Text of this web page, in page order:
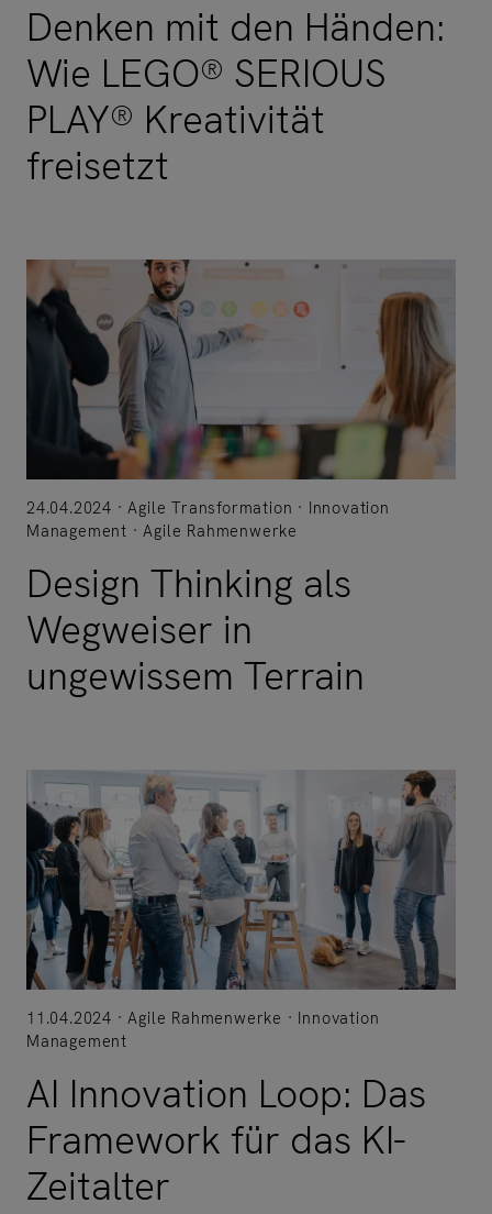
Denken mit den Händen:
Wie LEGO® SERIOUS
PLAY® Kreativität
freisetzt
24.04.2024 Agile Transformation
Innovation
Management
Agile Rahmenwerke
Design Thinking als
Wegweiser in
ungewissem Terrain
11.04.2024 Agile Rahmenwerke
Innovation
Management
AI Innovation Loop: Das
Framework für das KI-
Zeitalter